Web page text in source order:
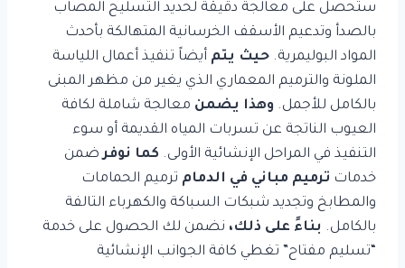
ستحصل على معالجة دقيقة لحديد التسليح المصاب
بالصدأ وتدعيم الأسقف الخرسانية المتهالكة بأحدث
المواد البوليمرية. حيث يتم أيضاً تنفيذ أعمال اللياسة
الملونة والترميم المعماري الذي يغير من مظهر المبنى
بالكامل للأجمل. وهذا يضمن معالجة شاملة لكافة
العيوب الناتجة عن تسربات المياه القديمة أو سوء
التنفيذ في المراحل الإنشائية الأولى. كما نوفرضمن
خدمات ترميم مباني في الدمام ترميم الحمامات
والمطابخ وتجديد شبكات السباكة والكهرباء التالفة
بالكامل. بناءً على ذلك، نضمن لك الحصول على خدمة
“تسليم مفتاح” تغطي كافة الجوانب الإنشائية